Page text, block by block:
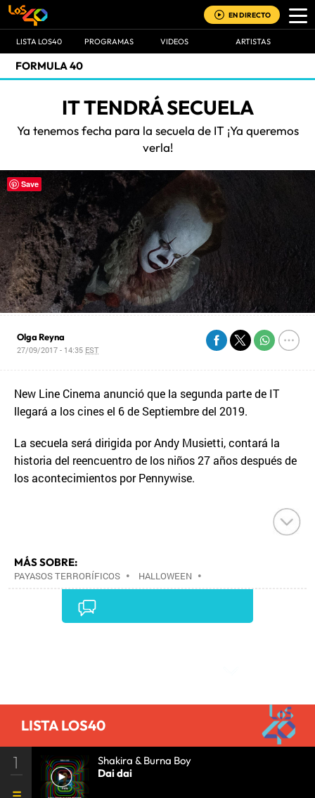
EN DIRECTO
LISTA LOS40 PROGRAMAS VIDEOS ARTISTAS
FORMULA 40
IT TENDRÁ SECUELA
Ya tenemos fecha para la secuela de IT ¡Ya queremos
verla!
Olga Reyna
27/09/2017 - 14:35 EST
New Line Cinema anunció que la segunda parte de IT
llegará a los cines el 6 de Septiembre del 2019.
La secuela será dirigida por Andy Musietti, contará la
historia del reencuentro de los niños 27 años después de
los acontecimientos por Pennywise.
MÁS SOBRE:
PAYASOS TERRORÍFICOS • HALLOWEEN •
SUCESOS INSÓLITOS•TODOS LOS SANTOS•
SUCESOS
LISTA LOS40
1
Shakira & Burna Boy
Dai dai
Save